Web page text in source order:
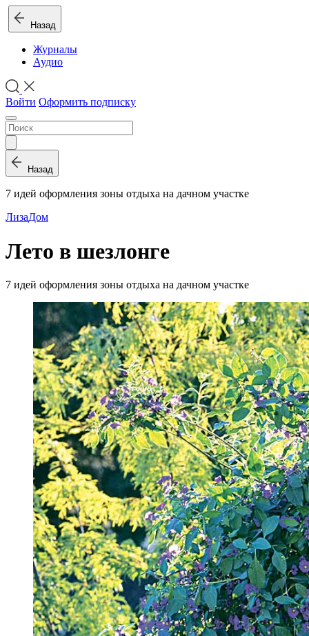
Назад
Журналы
Аудио
Войти Оформить подписку
Назад
7 идей оформления зоны отдыха на дачном участке
ЛизаДом
Лето в шезлонге
7 идей оформления зоны отдыха на дачном участке